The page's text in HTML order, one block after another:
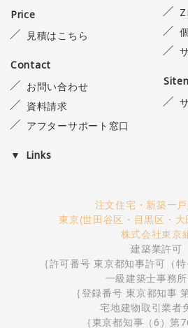
Price
見積はこちら
Contact
お問い合わせ
資料請求
アフターサポート窓口
Links
注文住宅・新築一
東京(世田谷区・目黒区・
株式会社東京
建築業許可
｛許可番号 東京都知事許可（
一級建築士事務
｛登録番号 東京都知事
宅地建物取引業者
｛東京都知事（6）第